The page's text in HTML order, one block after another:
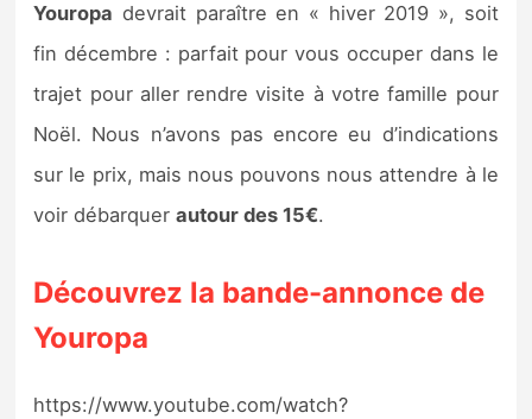
Youropa devrait paraître en « hiver 2019 », soit
fin décembre : parfait pour vous occuper dans le
trajet pour aller rendre visite à votre famille pour
Noël. Nous n’avons pas encore eu d’indications
sur le prix, mais nous pouvons nous attendre à le
voir débarquerautour des 15€.
Découvrez la bande-annonce de
Youropa
https://www.youtube.com/watch?